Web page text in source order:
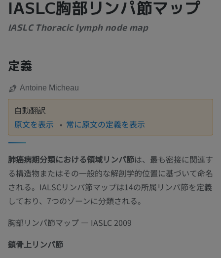
IASLC胸部リンパ節マップ
IASLC Thoracic lymph node map
定義
Antoine Micheau
自動翻訳
原文を表示 常に原文の定義を表示
肺癌病期分類における領域リンパ節は、最も密接に関連す
る構造物またはその一般的な解剖学的位置に基づいて命名
される。IALSCリンパ節マップは14の所属リンパ節を定義
しており、7つのゾーンに分類される。
胸部リンパ節マップ — IASLC 2009
鎖骨上リンパ節